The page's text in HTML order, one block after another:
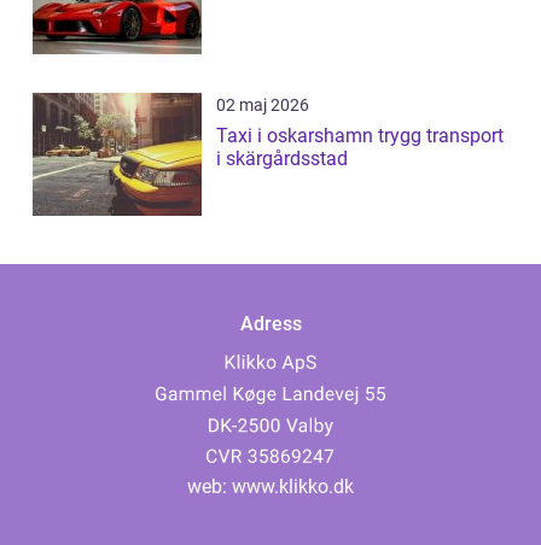
02 maj 2026
Taxi i oskarshamn trygg transport
i skärgårdsstad
Adress
web: www.klikko.dk